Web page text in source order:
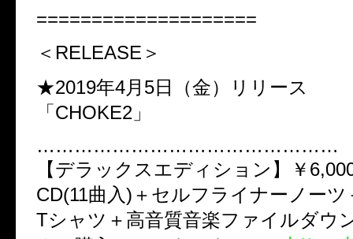
====================
＜RELEASE＞
★2019年4月5日（金）リリース
「CHOKE2」
…………………………………………
【デラックスエディション】￥
CD(11曲入)＋セルフライナーノー
Tシャツ＋高音質音楽ファイルダウ